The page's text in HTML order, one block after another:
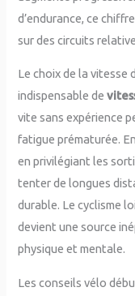
d’endurance, ce
sur des circuits
Le choix de la vitesse
indispensable de
vite sans expérience
fatigue prématurée.
en privilégiant les
tenter de longues
durable. Le cyclisme
devient une source
physique et mentale.
Les conseils vélo